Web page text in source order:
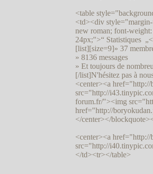
<table
<td><div
new roman; font-
24px;">“ Statistiques
[list][size=9]» 37
» 8136 messages
» Et toujours de
[/list]N'hésitez pas à
<center><a
src="http://
forum.fr/"><img
href="http://
</center></
<center><a
src="http://
</td><tr></table>